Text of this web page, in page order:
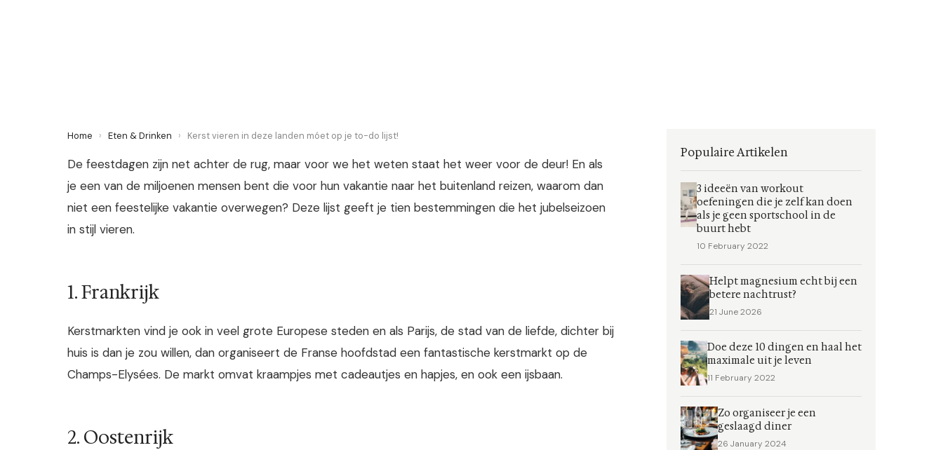
Home › Eten & Drinken › Kerst vieren in deze landen móet op je to-do lijst!
De feestdagen zijn net achter de rug, maar voor we het weten staat het weer voor de deur! En als
je een van de miljoenen mensen bent die voor hun vakantie naar het buitenland reizen, waarom dan
niet een feestelijke vakantie overwegen? Deze lijst geeft je tien bestemmingen die het jubelseizoen
in stijl vieren.
1. Frankrijk
Kerstmarkten vind je ook in veel grote Europese steden en als Parijs, de stad van de liefde, dichter bij
huis is dan je zou willen, dan organiseert de Franse hoofdstad een fantastische kerstmarkt op de
Champs-Elysées. De markt omvat kraampjes met cadeautjes en hapjes, en ook een ijsbaan.
2. Oostenrijk
Populaire Artikelen
3 ideeën van workout
oefeningen die je zelf kan doen
als je geen sportschool in de
buurt hebt
10 February 2022
Helpt magnesium echt bij een
betere nachtrust?
21 June 2026
Doe deze 10 dingen en haal het
maximale uit je leven
11 February 2022
Zo organiseer je een
geslaagd diner
26 January 2024